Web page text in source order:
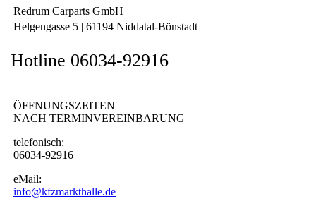
Redrum Carparts GmbH
Helgengasse 5 | 61194 Niddatal-Bönstadt
Hotline 06034-92916
ÖFFNUNGSZEITEN
NACH TERMINVEREINBARUNG
telefonisch:
06034-92916
eMail:
info@kfzmarkthalle.de